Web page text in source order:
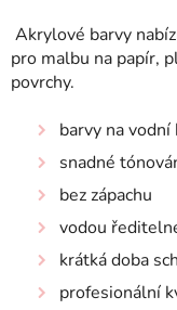
Akrylové barvy
pro malbu na papír,
povrchy.
barvy na vodní
snadné
bez zápachu
vodou
krátká doba
profesionální